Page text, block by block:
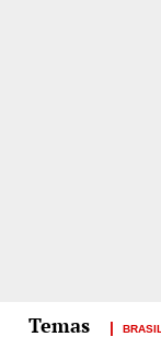
BRASIL